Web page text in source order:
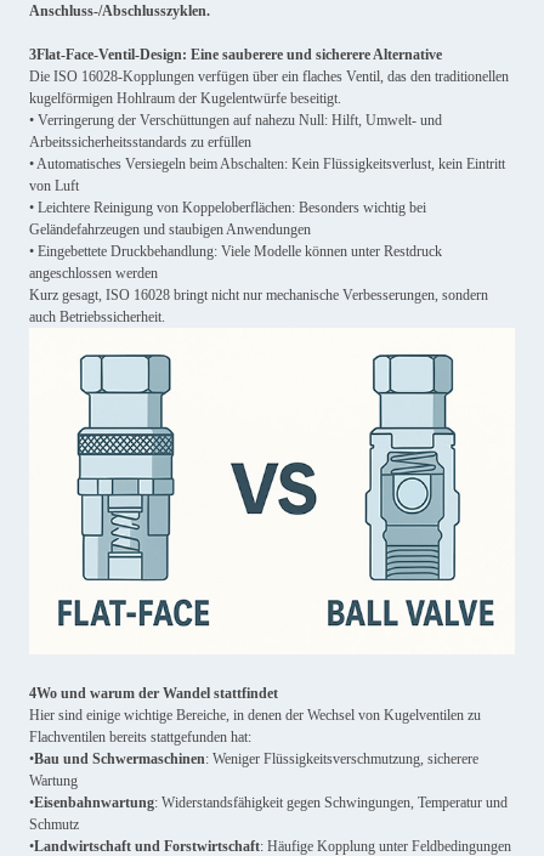
Anschluss-/Abschlusszyklen.
3Flat-Face-Ventil-Design: Eine sauberere und sicherere Alternative
Die ISO 16028-Kopplungen verfügen über ein flaches Ventil, das den traditionellen
kugelförmigen Hohlraum der Kugelentwürfe beseitigt.
• Verringerung der Verschüttungen auf nahezu Null: Hilft, Umwelt- und
Arbeitssicherheitsstandards zu erfüllen
• Automatisches Versiegeln beim Abschalten: Kein Flüssigkeitsverlust, kein Eintritt
von Luft
• Leichtere Reinigung von Koppeloberflächen: Besonders wichtig bei
Geländefahrzeugen und staubigen Anwendungen
• Eingebettete Druckbehandlung: Viele Modelle können unter Restdruck
angeschlossen werden
Kurz gesagt, ISO 16028 bringt nicht nur mechanische Verbesserungen, sondern
auch Betriebssicherheit.
4Wo und warum der Wandel stattfindet
Hier sind einige wichtige Bereiche, in denen der Wechsel von Kugelventilen zu
Flachventilen bereits stattgefunden hat:
•Bau und Schwermaschinen: Weniger Flüssigkeitsverschmutzung, sicherere
Wartung
•Eisenbahnwartung: Widerstandsfähigkeit gegen Schwingungen, Temperatur und
Schmutz
•Landwirtschaft und Forstwirtschaft: Häufige Kopplung unter Feldbedingungen